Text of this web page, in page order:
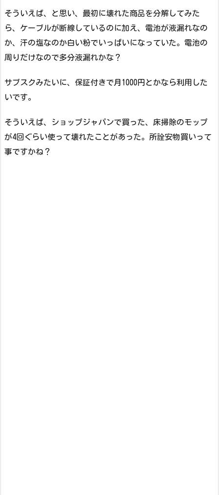
そういえば、と思い、最初に壊れた商品を分解してみた
ら、ケーブルが断線しているのに加え、電池が液漏れなの
か、汗の塩なのか白い粉でいっぱいになっていた。電池の
周りだけなので多分液漏れかな？
サブスクみたいに、保証付きで月1000円とかなら利用した
いです。
そういえば、ショップジャパンで買った、床掃除のモップ
が4回ぐらい使って壊れたことがあった。所詮安物買いって
事ですかね？